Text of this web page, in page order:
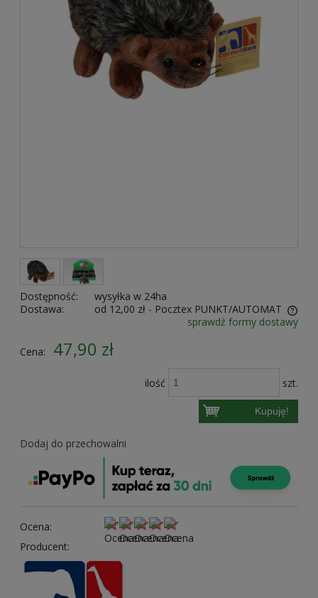
Dostępność:
wysyłka w 24ha
Dostawa:
od 12,00 zł - Pocztex PUNKT/AUTOMAT
Cena nie zawiera ewentualnych kosztów płatności
sprawdź formy dostawy
Cena: 47,90 zł
ilość szt.
Kupuję!
Dodaj do przechowalni
Ocena:
Producent: